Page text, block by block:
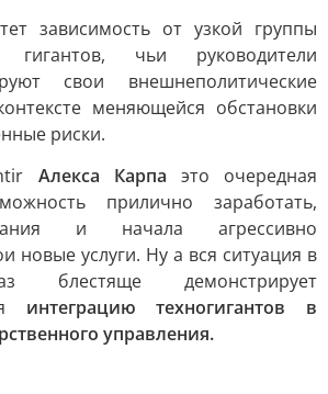
зависимость от узкой группы
гигантов, чьи руководители
свои внешнеполитические
меняющейся обстановки
риски.
Алекса Карпа это очередная
прилично заработать,
и начала агрессивно
новые услуги. Ну а вся ситуация в
блестяще демонстрирует
интеграцию техногигантов в
управления.